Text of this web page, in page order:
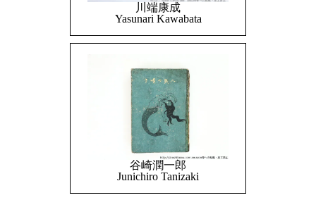
川端康成
Yasunari Kawabata
谷崎潤一郎
Junichiro Tanizaki